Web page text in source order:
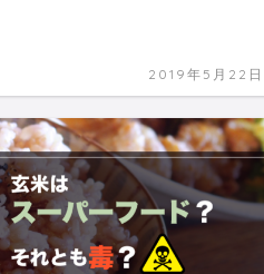
2019年5月22日